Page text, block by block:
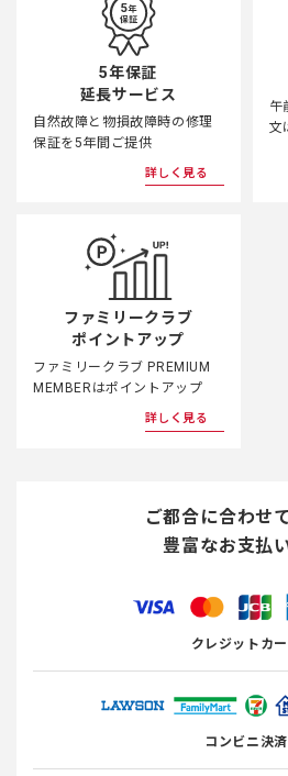
5年保証
延長サービス
自然故障と物損故障時の修理
保証を5年間ご提供
詳しく見る
午
文
ファミリークラブ
ポイントアップ
ファミリークラブ PREMIUM
MEMBERはポイントアップ
詳しく見る
ご都合に合わせ
豊富なお支払
クレジットカ
コンビニ決済